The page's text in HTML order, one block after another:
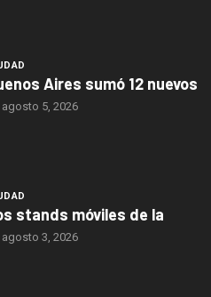
Aires sumó 12 nuevos
agosto 5, 2026
stands móviles de la
agosto 3, 2026